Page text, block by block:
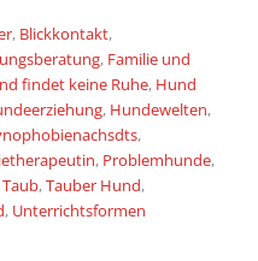
, Blickkontakt,
, Familie und
findet keine Ruhe, Hund
, Hundewelten,
,
, Problemhunde,
Taub,Tauber Hund,
, Unterrichtsformen